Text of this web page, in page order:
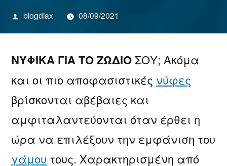
Συντάχθηκε
blogdiax 08/09/2021
ΝΥΦΙΚΑ ΓΙΑ ΤΟ ΖΩΔΙΟΣΟΥ; Ακόμα
και οι πιο αποφασιστικές νύφες
βρίσκονται αβέβαιες και
αμφιταλαντεύονται όταν έρθει η
ώρα να επιλέξουν την εμφάνιση του
γάμου τους. Χαρακτηρισμένη από